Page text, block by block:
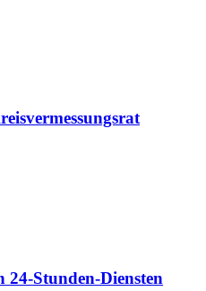
Stunden-Diensten